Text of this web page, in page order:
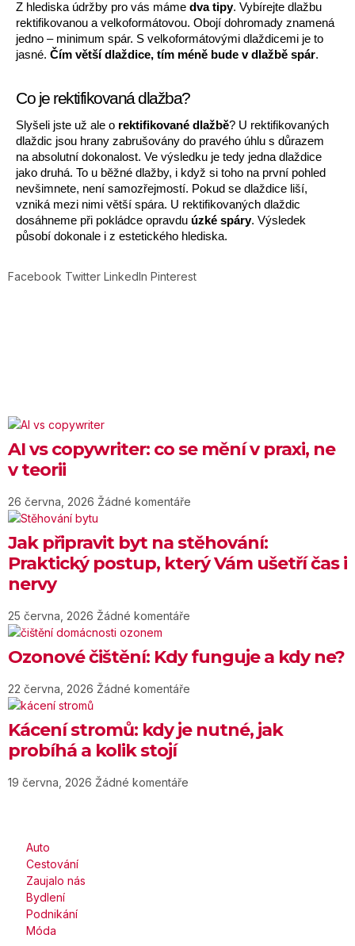
Z hlediska údržby pro vás máme dva tipy. Vybírejte dlažbu
rektifikovanou a velkoformátovou. Obojí dohromady znamená
jedno – minimum spár. S velkoformátovými dlaždicemi je to
jasné. Čím větší dlaždice, tím méně bude v dlažbě spár.
Co je rektifikovaná dlažba?
Slyšeli jste už ale o rektifikované dlažbě? U rektifikovaných
dlaždic jsou hrany zabrušovány do pravého úhlu s důrazem
na absolutní dokonalost. Ve výsledku je tedy jedna dlaždice
jako druhá. To u běžné dlažby, i když si toho na první pohled
nevšimnete, není samozřejmostí. Pokud se dlaždice liší,
vzniká mezi nimi větší spára. U rektifikovaných dlaždic
dosáhneme při pokládce opravdu úzké spáry. Výsledek
působí dokonale i z estetického hlediska.
Facebook Twitter LinkedIn Pinterest
AI vs copywriter: co se mění v praxi, ne
v teorii
26 června, 2026 Žádné komentáře
Jak připravit byt na stěhování:
Praktický postup, který Vám ušetří čas i
nervy
25 června, 2026 Žádné komentáře
Ozonové čištění: Kdy funguje a kdy ne?
22 června, 2026 Žádné komentáře
Kácení stromů: kdy je nutné, jak
probíhá a kolik stojí
19 června, 2026 Žádné komentáře
Auto
Cestování
Zaujalo nás
Bydlení
Podnikání
Móda